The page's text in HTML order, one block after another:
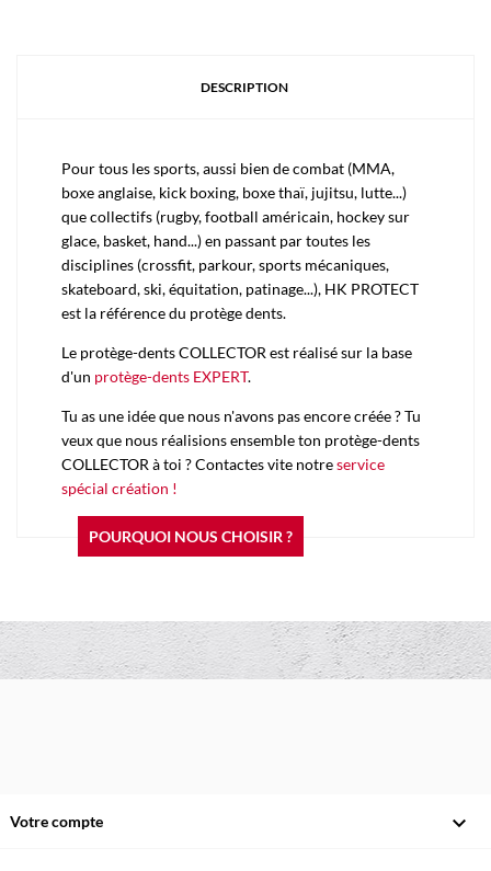
DESCRIPTION
Pour tous les sports, aussi bien de combat (MMA,
boxe anglaise, kick boxing, boxe thaï, jujitsu, lutte...)
que collectifs (rugby, football américain, hockey sur
glace, basket, hand...) en passant par toutes les
disciplines (crossfit, parkour, sports mécaniques,
skateboard, ski, équitation, patinage...), HK PROTECT
est la référence du protège dents.
Le protège-dents COLLECTOR est réalisé sur la base
d'un protège-dents EXPERT.
Tu as une idée que nous n'avons pas encore créée ? Tu
veux que nous réalisions ensemble ton protège-dents
COLLECTOR à toi ? Contactes vite notreservice
spécial création !
POURQUOI NOUS CHOISIR ?
Votre compte 